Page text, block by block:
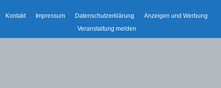
Kontakt Impressum Datenschutzerklärung
Anzeigen und Werbung
Veranstaltung melden